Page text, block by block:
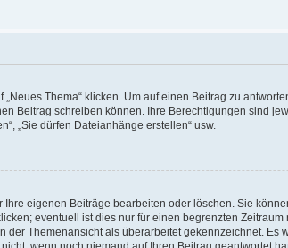
Thema“ klicken. Um auf einen Beitrag zu
Beitrag schreiben können. Ihre Berechtigungen sind
„Sie dürfen Dateianhänge erstellen“ usw.
eigenen Beiträge bearbeiten oder löschen. Sie
eventuell ist dies nur für einen begrenzten
der Themenansicht als überarbeitet gekennzeichnet. Es